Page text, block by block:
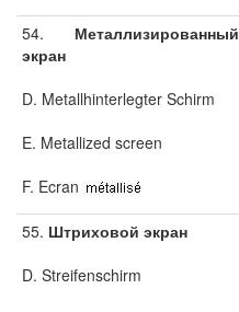
54. Металлизированный
экран
D. Metallhinterlegter Schirm
E. Metallized screen
F. Ecran
55. Штриховой экран
D. Streifenschirm